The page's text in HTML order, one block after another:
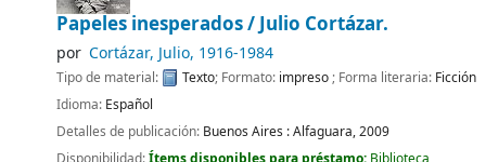
Papeles inesperados /Julio Cortázar.
por Cortázar, Julio, 1916-1984
Tipo de material: Texto; Formato: impreso ; Forma literaria: Ficción
Idioma: Español
Detalles de publicación: Buenos Aires :Alfaguara,2009